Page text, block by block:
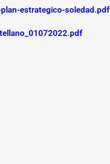
estrategico-soledad.pdf